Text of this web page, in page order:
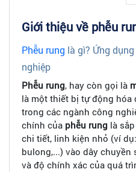
Giới thiệu về phễu
Phễu rung là gì? Ứng
nghiệp
Phễu rung, hay còn gọi là
là một thiết bị tự động hóa
trong các ngành công
chính của phễu rung là
chi tiết, linh kiện nhỏ (ví
bulong,...) vào dây
và độ chính xác của quá